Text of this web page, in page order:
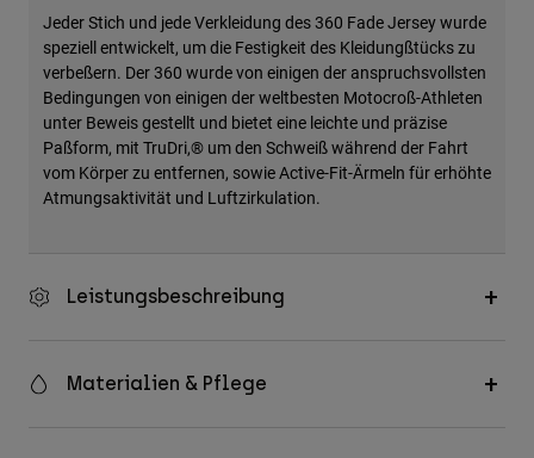
Jeder Stich und jede Verkleidung des 360 Fade Jersey wurde
speziell entwickelt, um die Festigkeit des Kleidungßtücks zu
verbeßern. Der 360 wurde von einigen der anspruchsvollsten
Bedingungen von einigen der weltbesten Motocroß-Athleten
unter Beweis gestellt und bietet eine leichte und präzise
Paßform, mit TruDri,® um den Schweiß während der Fahrt
vom Körper zu entfernen, sowie Active-Fit-Ärmeln für erhöhte
Atmungsaktivität und Luftzirkulation.
Leistungsbeschreibung
Materialien & Pflege